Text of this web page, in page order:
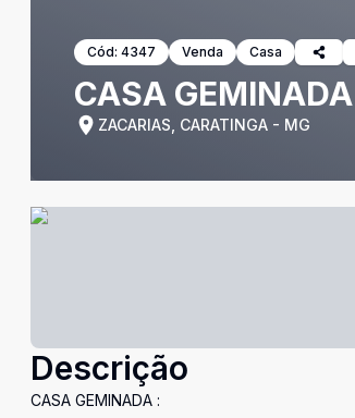
Cód: 4347 Venda Casa
CASA GEMINADA
ZACARIAS, CARATINGA - MG
Descrição
CASA GEMINADA :